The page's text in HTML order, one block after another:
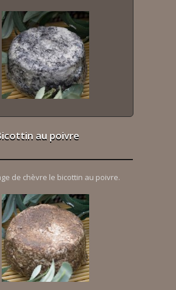
au poivre
de chèvre le bicottin au poivre.